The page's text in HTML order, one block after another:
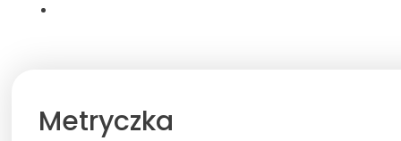
Metryczka